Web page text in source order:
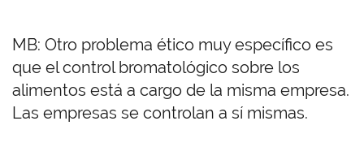
MB: Otro problema ético muy específico es
que el control bromatológico sobre los
alimentos está a cargo de la misma empresa.
Las empresas se controlan a sí mismas.